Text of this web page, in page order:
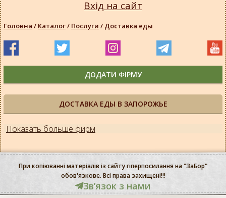
ДОСТАВКА ЕДЫ В ЗАПОРОЖЬЕ
Показать больше фирм
Вхід на сайт
Головна / Каталог/ Послуги / Доставка еды
ДОДАТИ ФІРМУ
При копіюванні матеріалів із сайту гіперпосилання на "ЗаБор"
обов'язкове. Всі права захищені!!!
Звʼязок з нами